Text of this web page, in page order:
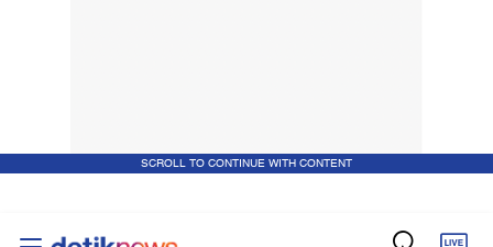
SCROLL TO CONTINUE WITH CONTENT